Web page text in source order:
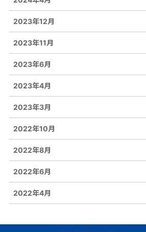
2023年12月
2023年11月
2023年6月
2023年4月
2023年3月
2022年10月
2022年8月
2022年6月
2022年4月